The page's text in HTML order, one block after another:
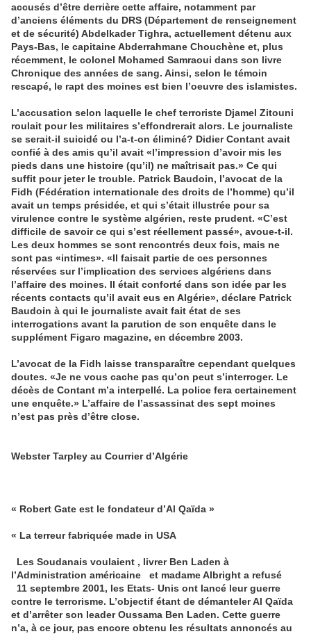
accusés d’être derrière cette affaire, notamment par
d’anciens éléments du DRS (Département de renseignement
et de sécurité) Abdelkader Tighra, actuellement détenu aux
Pays-Bas, le capitaine Abderrahmane Chouchène et, plus
récemment, le colonel Mohamed Samraoui dans son livre
Chronique des années de sang. Ainsi, selon le témoin
rescapé, le rapt des moines est bien l’oeuvre des islamistes.
L’accusation selon laquelle le chef terroriste Djamel Zitouni
roulait pour les militaires s’effondrerait alors. Le journaliste
se serait-il suicidé ou l’a-t-on éliminé? Didier Contant avait
confié à des amis qu’il avait «l’impression d’avoir mis les
pieds dans une histoire (qu’il) ne maîtrisait pas.» Ce qui
suffit pour jeter le trouble. Patrick Baudoin, l’avocat de la
Fidh (Fédération internationale des droits de l’homme) qu’il
avait un temps présidée, et qui s’était illustrée pour sa
virulence contre le système algérien, reste prudent. «C’est
difficile de savoir ce qui s’est réellement passé», avoue-t-il.
Les deux hommes se sont rencontrés deux fois, mais ne
sont pas «intimes». «Il faisait partie de ces personnes
réservées sur l’implication des services algériens dans
l’affaire des moines. Il était conforté dans son idée par les
récents contacts qu’il avait eus en Algérie», déclare Patrick
Baudoin à qui le journaliste avait fait état de ses
interrogations avant la parution de son enquête dans le
supplément Figaro magazine, en décembre 2003.
L’avocat de la Fidh laisse transparaître cependant quelques
doutes. «Je ne vous cache pas qu’on peut s’interroger. Le
décès de Contant m’a interpellé. La police fera certainement
une enquête.» L’affaire de l’assassinat des sept moines
n’est pas près d’être close.
Webster Tarpley au Courrier d’Algérie
« Robert Gate est le fondateur d’Al Qaïda »
« La terreur fabriquée made in USA
Les Soudanais voulaient , livrer Ben Laden à
l’Administration américaine et madame Albright a refusé
11 septembre 2001, les Etats- Unis ont lancé leur guerre
contre le terrorisme. L’objectif étant de démanteler Al Qaïda
et d’arrêter son leader Oussama Ben Laden. Cette guerre
n’a, à ce jour, pas encore obtenu les résultats annoncés au